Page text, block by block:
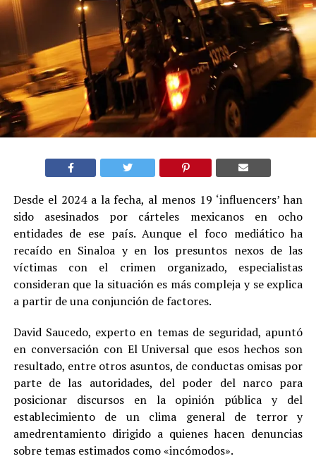
Desde el 2024 a la fecha, al menos 19 ‘influencers’ han
sido asesinados por cárteles mexicanos en ocho
entidades de ese país. Aunque el foco mediático ha
recaído en Sinaloa y en los presuntos nexos de las
víctimas con el crimen organizado, especialistas
consideran que la situación es más compleja y se explica
a partir de una conjunción de factores.
David Saucedo, experto en temas de seguridad, apuntó
en conversación con El Universal que esos hechos son
resultado, entre otros asuntos, de conductas omisas por
parte de las autoridades, del poder del narco para
posicionar discursos en la opinión pública y del
establecimiento de un clima general de terror y
amedrentamiento dirigido a quienes hacen denuncias
sobre temas estimados como «incómodos».